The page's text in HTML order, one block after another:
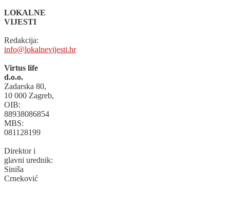
LOKALNE
VIJESTI
Redakcija:
info@lokalnevijesti.hr
Virtus life
d.o.o.
Zadarska 80,
10 000 Zagreb,
OIB:
88938086854
MBS:
081128199
Direktor i
glavni urednik:
Siniša
Crneković